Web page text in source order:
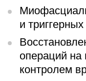
и триггерных
операций на
контролем